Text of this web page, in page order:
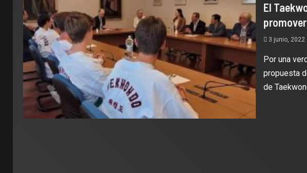
El
3 junio, 2022
Por una
propuesta
de